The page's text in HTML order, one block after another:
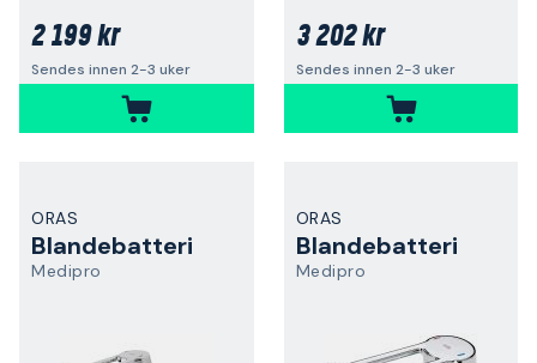
2 199 kr
Sendes innen 2-3 uker
3 202 kr
Sendes innen 2-3 uker
ORAS
Blandebatteri
Medipro
ORAS
Blandebatteri
Medipro